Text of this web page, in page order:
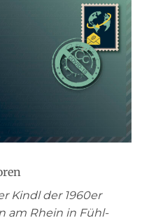
Kindl der 1960er
am Rhein in Fühl-